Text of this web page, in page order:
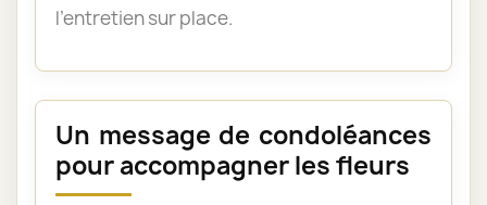
l’entretien sur place.
Un message de condoléances
pour accompagner les fleurs